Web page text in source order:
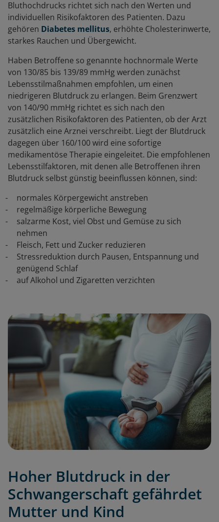
Bluthochdrucks richtet sich nach den Werten und
individuellen Risikofaktoren des Patienten. Dazu
gehören Diabetes mellitus, erhöhte Cholesterinwerte,
starkes Rauchen und Übergewicht.
Haben Betroffene so genannte hochnormale Werte
von 130/85 bis 139/89 mmHg werden zunächst
Lebensstilmaßnahmen empfohlen, um einen
niedrigeren Blutdruck zu erlangen. Beim Grenzwert
von 140/90 mmHg richtet es sich nach den
zusätzlichen Risikofaktoren des Patienten, ob der Arzt
zusätzlich eine Arznei verschreibt. Liegt der Blutdruck
dagegen über 160/100 wird eine sofortige
medikamentöse Therapie eingeleitet. Die empfohlenen
Lebensstilfaktoren, mit denen alle Betroffenen ihren
Blutdruck selbst günstig beeinflussen können, sind:
normales Körpergewicht anstreben
regelmäßige körperliche Bewegung
salzarme Kost, viel Obst und Gemüse zu sich
nehmen
Fleisch, Fett und Zucker reduzieren
Stressreduktion durch Pausen, Entspannung und
genügend Schlaf
auf Alkohol und Zigaretten verzichten
Hoher Blutdruck in der
Schwangerschaft gefährdet
Mutter und Kind